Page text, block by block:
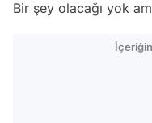
Bir şey olacağı yok
İçeriğin